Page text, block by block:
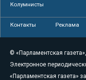
Колумнисты
Контакты Реклама
© «Парламентская
Электронное
«Парламентская газета»